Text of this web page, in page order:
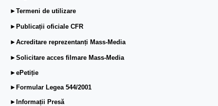
►Termeni de utilizare
►Publicații oficiale CFR
►Acreditare reprezentanți Mass-Media
►Solicitare acces filmare Mass-Media
►ePetiție
►Formular Legea 544/2001
►Informații Presă